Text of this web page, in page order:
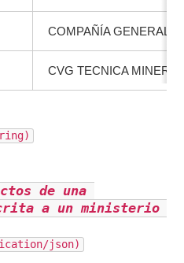
COMPAÑÍA GENERAL
CVG TECNICA MINERA
de una
a un ministerio
json)